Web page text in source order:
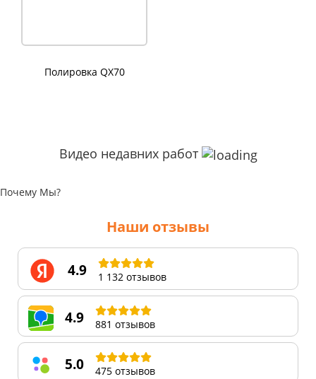
Полировка QX70
Видео недавних работ
Почему Мы?
Наши отзывы
4.9 1 132 отзывов
4.9 881 отзывов
5.0 475 отзывов